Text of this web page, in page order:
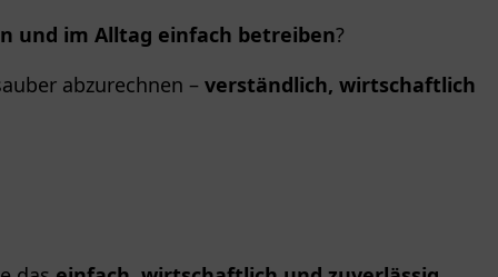
und im Alltag einfach betreiben?
abzurechnen – verständlich, wirtschaftlich